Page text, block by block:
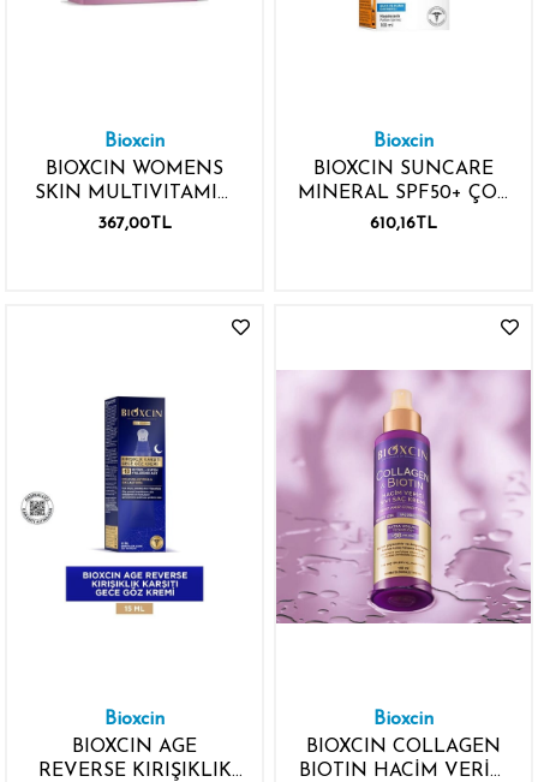
Bioxcin
BIOXCIN WOMENS
SKIN MULTIVITAMIN
MINERAL HERBS 30
367,00TL
Bioxcin
BIOXCIN SUNCARE
MINERAL SPF50+ ÇOK
YÜKSEK KORUMALI
610,16TL
Bioxcin
BIOXCIN AGE
REVERSE KIRIŞIKLIK
Bioxcin
BIOXCIN COLLAGEN
BIOTIN HACİM VERİCİ